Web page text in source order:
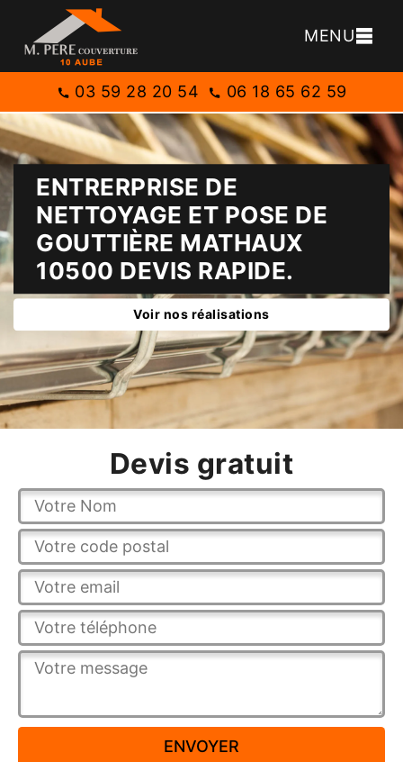
MENU
03 59 28 20 54 06 18 65 62 59
ENTRERPRISE DE
NETTOYAGE ET POSE DE
GOUTTIÈRE MATHAUX
10500 DEVIS RAPIDE.
Voir nos réalisations
Devis gratuit